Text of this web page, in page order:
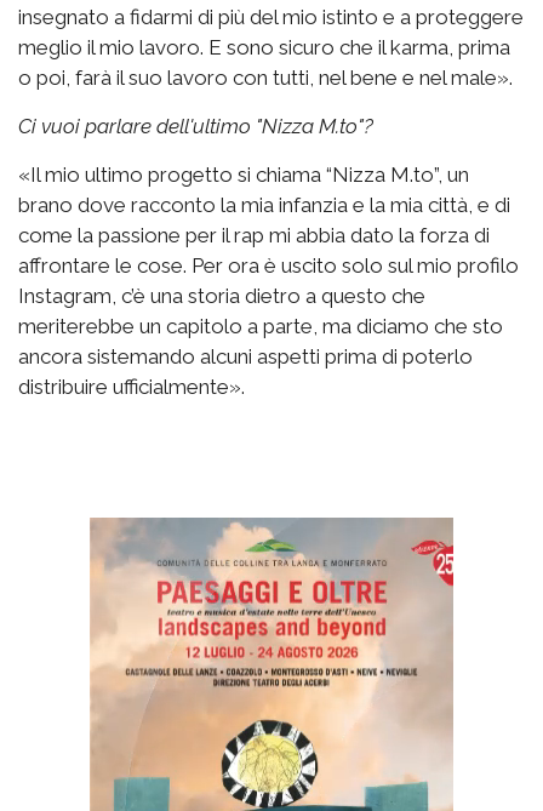
insegnato a fidarmi di più del mio istinto e a proteggere
meglio il mio lavoro. E sono sicuro che il karma, prima
o poi, farà il suo lavoro con tutti, nel bene e nel male».
Ci vuoi parlare dell'ultimo "Nizza M.to"?
«Il mio ultimo progetto si chiama “Nizza M.to”, un
brano dove racconto la mia infanzia e la mia città, e di
come la passione per il rap mi abbia dato la forza di
affrontare le cose. Per ora è uscito solo sul mio profilo
Instagram, c’è una storia dietro a questo che
meriterebbe un capitolo a parte, ma diciamo che sto
ancora sistemando alcuni aspetti prima di poterlo
distribuire ufficialmente».